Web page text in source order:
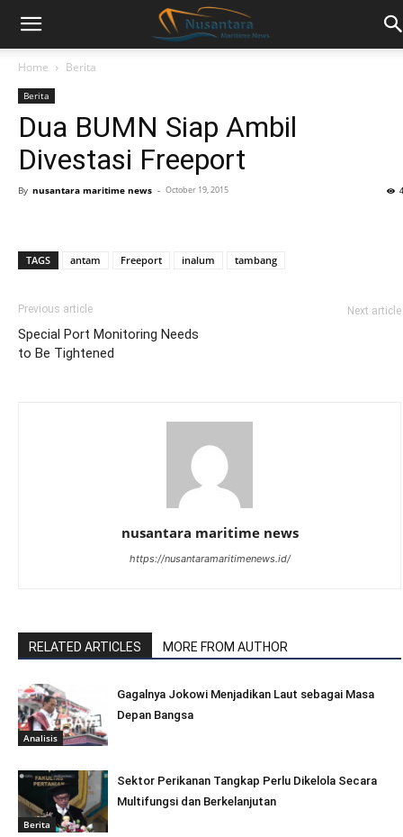
Home Berita
Berita
Dua BUMN Siap Ambil
Divestasi Freeport
By nusantara maritime news - October 19, 2015
TAGS antam Freeport inalum tambang
Previous article
Special Port Monitoring Needs
to Be Tightened
Next article
nusantara maritime news
https://nusantaramaritimenews.id/
RELATED ARTICLES MORE FROM AUTHOR
Analisis
Gagalnya Jokowi Menjadikan Laut sebagai Masa
Depan Bangsa
Berita
Sektor Perikanan Tangkap Perlu Dikelola Secara
Multifungsi dan Berkelanjutan